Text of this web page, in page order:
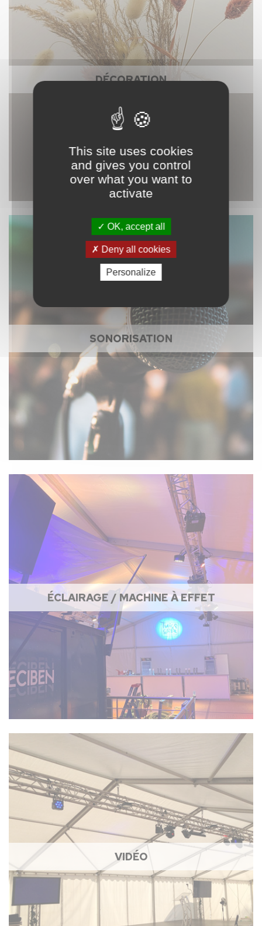
DÉCORATION
SONORISATION
ÉCLAIRAGE / MACHINE À EFFET
VIDÉO
This site uses cookies
and gives you control
over what you want to
activate
OK, accept all
Deny all cookies
Personalize